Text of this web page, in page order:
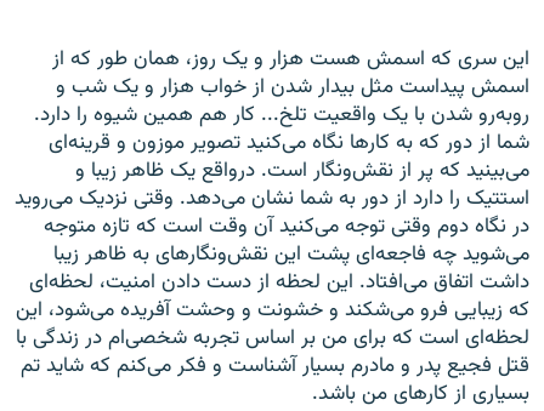
این سری که اسمش هست هزار و یک روز، همان طور که از
اسمش پیداست مثل بیدار شدن از خواب هزار و یک شب و
روبه‌رو شدن با یک واقعیت تلخ... کار هم همین شیوه را دارد.
شما از دور که به کارها نگاه می‌کنید تصویر موزون و قرینه‌ای
می‌بینید که پر از نقش‌ونگار است. درواقع یک ظاهر زیبا و
استتیک را دارد از دور به شما نشان می‌دهد. وقتی نزدیک می‌روید
در نگاه دوم وقتی توجه می‌کنید آن وقت است که تازه متوجه
می‌شوید چه فاجعه‌ای پشت این نقش‌ونگارهای به ظاهر زیبا
داشت اتفاق می‌افتاد. این لحظه از دست دادن امنیت، لحظه‌ای
که زیبایی فرو می‌شکند و خشونت و وحشت آفریده می‌شود، این
لحظه‌ای است که برای من بر اساس تجربه شخصی‌ام در زندگی با
قتل فجیع پدر و مادرم بسیار آشناست و فکر می‌کنم که شاید تم
بسیاری از کارهای من باشد.